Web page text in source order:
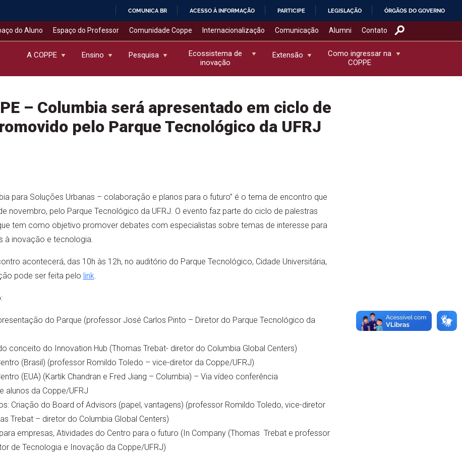
COMUNICA BR ACESSO À INFORMAÇÃO PARTICIPE LEGISLAÇÃO ÓRGÃOS DO GOVERNO
do Aluno Espaço do Professor Comunidade Coppe Internacionalização Comunicação Alumni Contato
A COPPE Ensino Pesquisa
Ecossistema de
inovação
Extensão
Como ingressar na
COPPE
– Columbia será apresentado em ciclo de
pelo Parque Tecnológico da UFRJ
para Soluções Urbanas – colaboração e planos para o futuro” é o tema de encontro que
novembro, pelo Parque Tecnológico da UFRJ. O evento faz parte do ciclo de palestras
tem como objetivo promover debates com especialistas sobre temas de interesse para
à inovação e tecnologia.
acontecerá, das 10h às 12h, no auditório do Parque Tecnológico, Cidade Universitária,
pode ser feita pelo link.
:
do Parque (professor José Carlos Pinto – Diretor do Parque Tecnológico da
conceito do Innovation Hub (Thomas Trebat- diretor do Columbia Global Centers)
(Brasil) (professor Romildo Toledo – vice-diretor da Coppe/UFRJ)
(EUA) (Kartik Chandran e Fred Jiang – Columbia) – Via vídeo conferência
alunos da Coppe/UFRJ
Criação do Board of Advisors (papel, vantagens) (professor Romildo Toledo, vice-diretor
Trebat – diretor do Columbia Global Centers)
empresas, Atividades do Centro para o futuro (In Company (Thomas Trebat e professor
de Tecnologia e Inovação da Coppe/UFRJ)